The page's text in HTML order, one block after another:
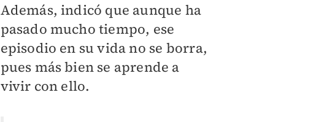
Además, indicó que aunque ha
pasado mucho tiempo, ese
episodio en su vida no se borra,
pues más bien se aprende a
vivir con ello.